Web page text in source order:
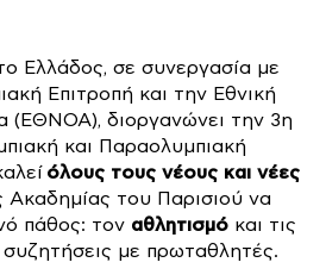
Ελλάδος, σε συνεργασία με
Επιτροπή και την Εθνική
(ΕΘΝΟΑ), διοργανώνει την 3η
και Παραολυμπιακή
όλους τους νέους και νέες
Ακαδημίας του Παρισιού να
πάθος: τον αθλητισμό και τις
με πρωταθλητές.